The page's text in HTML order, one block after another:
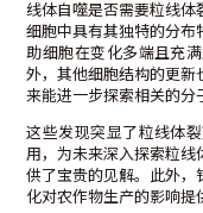
线体自噬是否需要粒线
细胞中具有其独特的分
助细胞在变化多端且充
外，其他细胞结构的更
来能进一步探索相关的分
这些发现突显了粒线体
用，为未来深入探索粒
供了宝贵的见解。此外，
化对农作物生产的影响提